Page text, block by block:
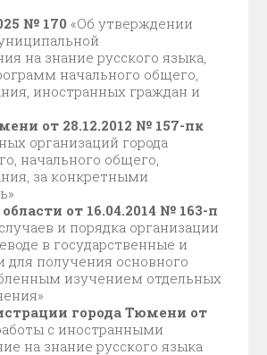
№ 170 «Об утверждении
на знание русского языка,
начального общего,
иностранных граждан и
от 28.12.2012 № 157-пк
организаций города
начального общего,
за конкретными
от 16.04.2014 № 163-п
и порядка организации
в государственные и
получения основного
изучением отдельных
города Тюмени от
с иностранными
на знание русского языка